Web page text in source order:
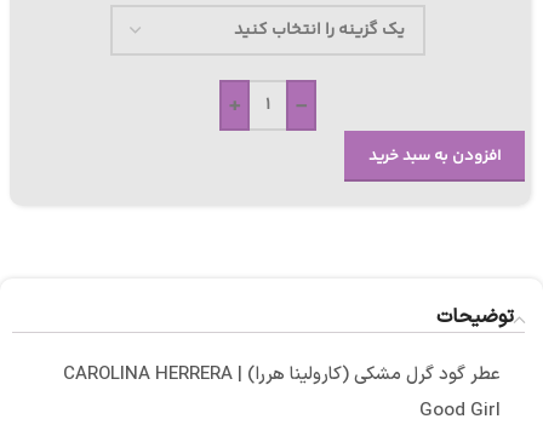
-
+
افزودن به سبد خرید
توضیحات
عطر گود گرل مشکی (کارولینا هررا) | CAROLINA HERRERA
Good Girl